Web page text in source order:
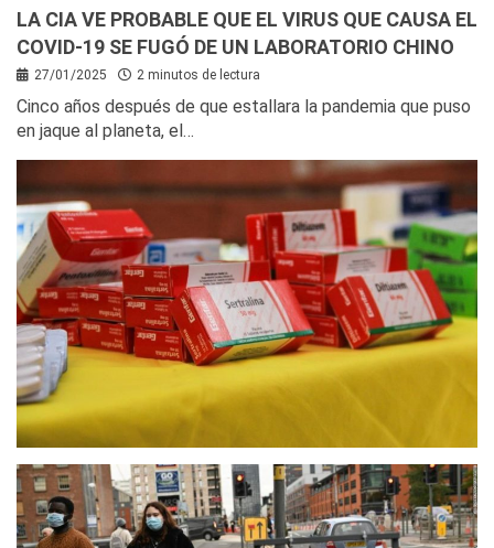
LA CIA VE PROBABLE QUE EL VIRUS QUE CAUSA EL
COVID-19 SE FUGÓ DE UN LABORATORIO CHINO
27/01/2025 2 minutos de lectura
Cinco años después de que estallara la pandemia que puso
en jaque al planeta, el…